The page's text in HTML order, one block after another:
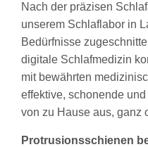
Nach der präzisen
unserem Schlaflabor in
Bedürfnisse
digitale Schlafmedizin
mit bewährten
effektive, schonende
von zu Hause aus, ganz
Protrusionsschienen